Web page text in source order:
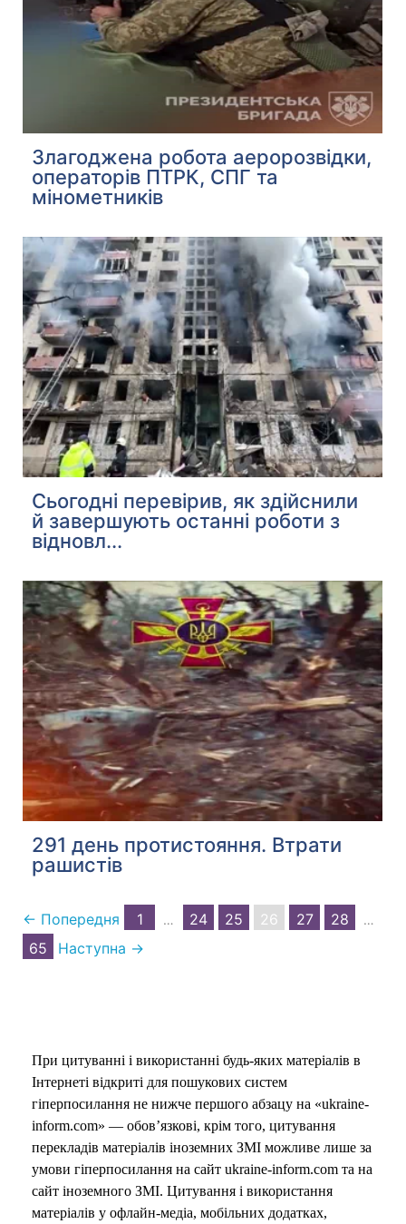
Злагоджена робота аеророзвідки,
операторів ПТРК, СПГ та
мінометників
Сьогодні перевірив, як здійснили
й завершують останні роботи з
відновл...
291 день протистояння. Втрати
рашистів
← Попередня 1 … 24 25 26 27 28 …
65 Наступна →
При цитуванні і використанні будь-яких матеріалів в
Інтернеті відкриті для пошукових систем
гіперпосилання не нижче першого абзацу на «ukraine-
inform.com» — обов’язкові, крім того, цитування
перекладів матеріалів іноземних ЗМІ можливе лише за
умови гіперпосилання на сайт ukraine-inform.com та на
сайт іноземного ЗМІ. Цитування і використання
матеріалів у офлайн-медіа, мобільних додатках,